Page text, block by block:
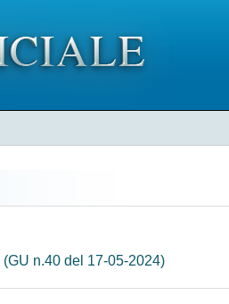
(GU n.40 del 17-05-2024)